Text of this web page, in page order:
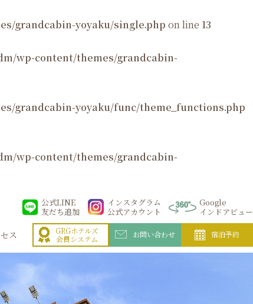
grandcabin-yoyaku/single.php on line 13
wp-content/themes/grandcabin-
grandcabin-yoyaku/func/theme_functions.php
wp-content/themes/grandcabin-
Google
インドアビュー
インスタグラム
公式アカウント
公式LINE
友だち追加
ス
GRGホテルズ
会員システム
お問い合わせ 宿泊予約